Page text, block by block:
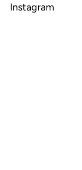
Instagram